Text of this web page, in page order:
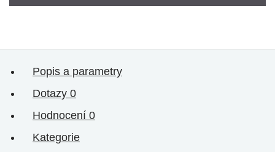
Popis a parametry
Dotazy 0
Hodnocení 0
Kategorie